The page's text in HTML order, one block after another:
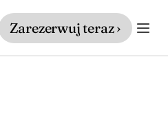
Zarezerwuj teraz ›